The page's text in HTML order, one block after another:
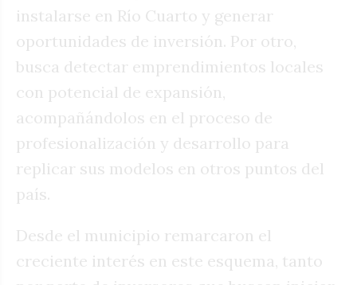
instalarse en Río Cuarto y generar
oportunidades de inversión. Por otro,
busca detectar emprendimientos locales
con potencial de expansión,
acompañándolos en el proceso de
profesionalización y desarrollo para
replicar sus modelos en otros puntos del
país.
Desde el municipio remarcaron el
creciente interés en este esquema, tanto